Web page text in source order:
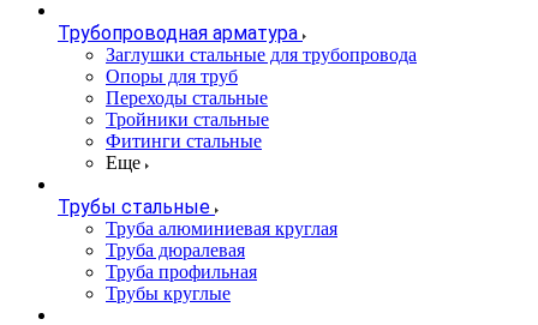
Трубопроводная арматура
Заглушки стальные для трубопровода
Опоры для труб
Переходы стальные
Тройники стальные
Фитинги стальные
Еще
Трубы стальные
Труба алюминиевая круглая
Труба дюралевая
Труба профильная
Трубы круглые